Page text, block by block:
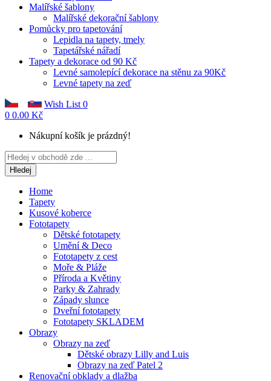
Malířské šablony
Malířské dekorační šablony
Pomůcky pro tapetování
Lepidla na tapety, tmely
Tapetářské nářadí
Tapety a dekorace od 90 Kč
Levné samolepící dekorace na stěnu za 90Kč
Levné tapety na zeď
Wish List 0
0 0.00 Kč
Nákupní košík je prázdný!
Hledej
Home
Tapety
Kusové koberce
Fototapety
Dětské fototapety
Umění & Deco
Fototapety z cest
Moře & Pláže
Příroda a Květiny
Parky & Zahrady
Západy slunce
Dveřní fototapety
Fototapety SKLADEM
Obrazy
Obrazy na zeď
Dětské obrazy Lilly and Luis
Obrazy na zeď Patel 2
Renovační obklady a dlažba